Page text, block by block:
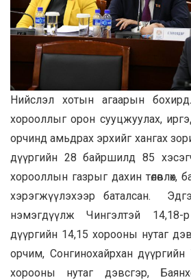
Нийслэл хотын агаарын
хорооллыг орон сууцжуулах,
орчинд амьдрах эрхийг хангах
дүүргийн 28 байршилд 85
хорооллын газрыг дахин төлөвлөх,
хэрэгжүүлэхээр баталсан.
нэмэгдүүлж Чингэлтэй 14,18-
дүүргийн 14,15 хорооны нутаг
орчим, Сонгинохайрхан дүүргийн
хорооны нутаг дэвсгэр,